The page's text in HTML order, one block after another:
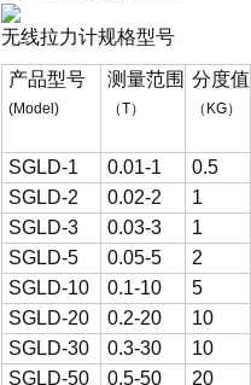
无线拉力计规格型号
产品型号
(Model)
测量范围
（T）
分度值
（KG）
SGLD-1 0.01-1
0.5
SGLD-2
0.02-2
1
SGLD-3
0.03-3
1
SGLD-5
0.05-5
2
SGLD-10
0.1-10
5
SGLD-20
0.2-20
10
SGLD-30
0.3-30
10
SGLD-50
0.5-50
20